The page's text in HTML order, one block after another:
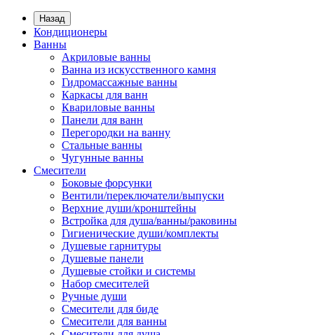
Назад
Кондиционеры
Ванны
Акриловые ванны
Ванна из искусственного камня
Гидромассажные ванны
Каркасы для ванн
Квариловые ванны
Панели для ванн
Перегородки на ванну
Стальные ванны
Чугунные ванны
Смесители
Боковые форсунки
Вентили/переключатели/выпуски
Верхние души/кронштейны
Встройка для душа/ванны/раковины
Гигиенические души/комплекты
Душевые гарнитуры
Душевые панели
Душевые стойки и системы
Набор смесителей
Ручные души
Смесители для биде
Смесители для ванны